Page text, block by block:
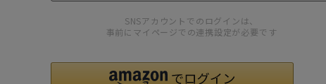
SNSアカウントでのログインは、
事前にマイページでの連携設定が必要です